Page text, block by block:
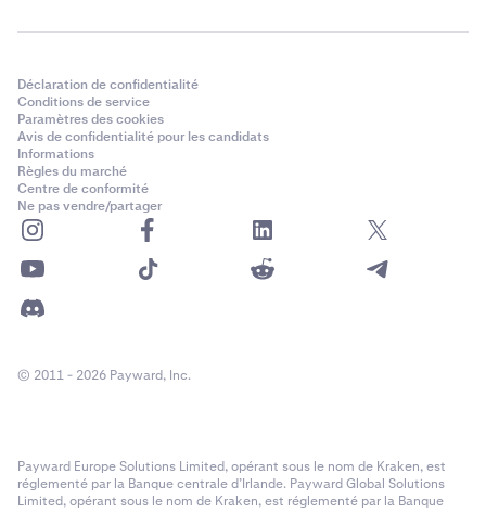
Déclaration de confidentialité
Conditions de service
Paramètres des cookies
Avis de confidentialité pour les candidats
Informations
Règles du marché
Centre de conformité
Ne pas vendre/partager
© 2011 - 2026 Payward, Inc.
Payward Europe Solutions Limited, opérant sous le nom de Kraken, est
réglementé par la Banque centrale d’Irlande. Payward Global Solutions
Limited, opérant sous le nom de Kraken, est réglementé par la Banque